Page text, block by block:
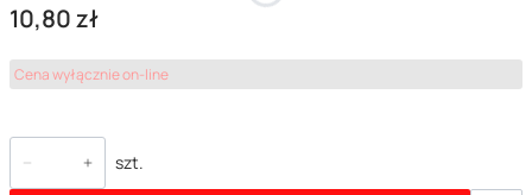
Cena
10,80 zł
Cena wyłącznie on-line
szt.